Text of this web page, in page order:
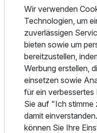
In den gemütlich
Schwarzwald-Urlaub in
Und nach einem
Wellnessbereich
In unserem Restaurant
unserem reichhaltigen
für einen tollen Tag
Halbpension und einem
Carte verwöhnen wir Sie
saisonalen Gerichten.
Wir verwenden
Technologien, um
zuverlässigen
bieten sowie um
bereitzustellen,
Werbung erstellen,
einsetzen sowie
für ein verbessertes
Sie auf "Ich stimme
damit
können Sie Ihre